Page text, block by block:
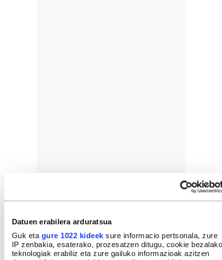
Datuen erabilera arduratsua
Guk eta gure 1022 kideek sure informacio pertsonala, zure
IP zenbakia, esaterako, prozesatzen ditugu, cookie bezalako
teknologiak erabiliz eta zure gailuko informazioak azitzen